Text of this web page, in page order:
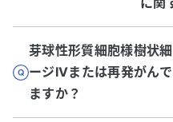
芽球性形質細胞様樹状
ージIVまたは再発がん
ますか？